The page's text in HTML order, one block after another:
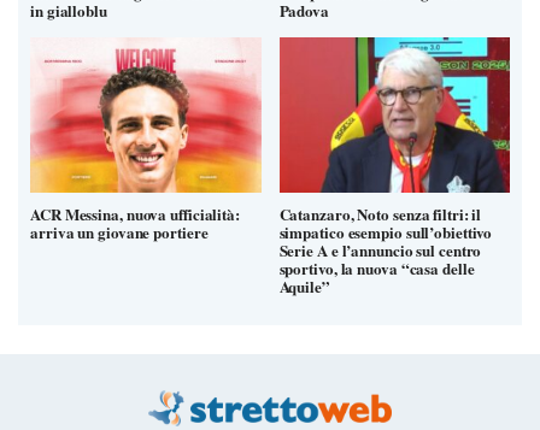
in gialloblu Padova
ACR Messina, nuova ufficialità:
arriva un giovane portiere
Catanzaro, Noto senza filtri: il
simpatico esempio sull’obiettivo
Serie A e l’annuncio sul centro
sportivo, la nuova “casa delle
Aquile”